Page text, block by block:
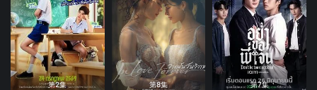
第2集 第8集 第7集